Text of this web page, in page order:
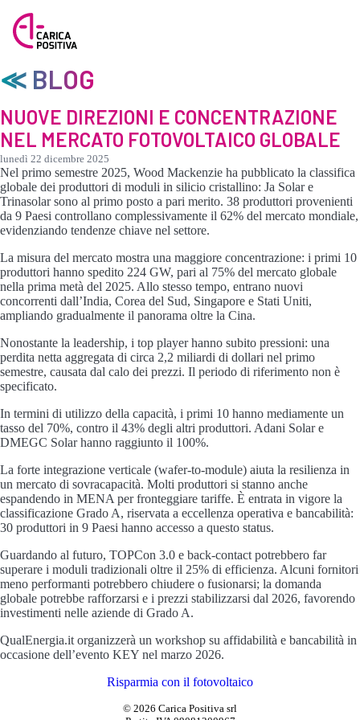
≪ BLOG
NUOVE DIREZIONI E CONCENTRAZIONE
NEL MERCATO FOTOVOLTAICO GLOBALE
lunedì 22 dicembre 2025
Nel primo semestre 2025, Wood Mackenzie ha pubblicato la classifica
globale dei produttori di moduli in silicio cristallino: Ja Solar e
Trinasolar sono al primo posto a pari merito. 38 produttori provenienti
da 9 Paesi controllano complessivamente il 62% del mercato mondiale,
evidenziando tendenze chiave nel settore.
La misura del mercato mostra una maggiore concentrazione: i primi 10
produttori hanno spedito 224 GW, pari al 75% del mercato globale
nella prima metà del 2025. Allo stesso tempo, entrano nuovi
concorrenti dall’India, Corea del Sud, Singapore e Stati Uniti,
ampliando gradualmente il panorama oltre la Cina.
Nonostante la leadership, i top player hanno subito pressioni: una
perdita netta aggregata di circa 2,2 miliardi di dollari nel primo
semestre, causata dal calo dei prezzi. Il periodo di riferimento non è
specificato.
In termini di utilizzo della capacità, i primi 10 hanno mediamente un
tasso del 70%, contro il 43% degli altri produttori. Adani Solar e
DMEGC Solar hanno raggiunto il 100%.
La forte integrazione verticale (wafer-to-module) aiuta la resilienza in
un mercato di sovracapacità. Molti produttori si stanno anche
espandendo in MENA per fronteggiare tariffe. È entrata in vigore la
classificazione Grado A, riservata a eccellenza operativa e bancabilità:
30 produttori in 9 Paesi hanno accesso a questo status.
Guardando al futuro, TOPCon 3.0 e back-contact potrebbero far
superare i moduli tradizionali oltre il 25% di efficienza. Alcuni fornitori
meno performanti potrebbero chiudere o fusionarsi; la domanda
globale potrebbe rafforzarsi e i prezzi stabilizzarsi dal 2026, favorendo
investimenti nelle aziende di Grado A.
QualEnergia.it organizzerà un workshop su affidabilità e bancabilità in
occasione dell’evento KEY nel marzo 2026.
Risparmia con il fotovoltaico
© 2026 Carica Positiva srl